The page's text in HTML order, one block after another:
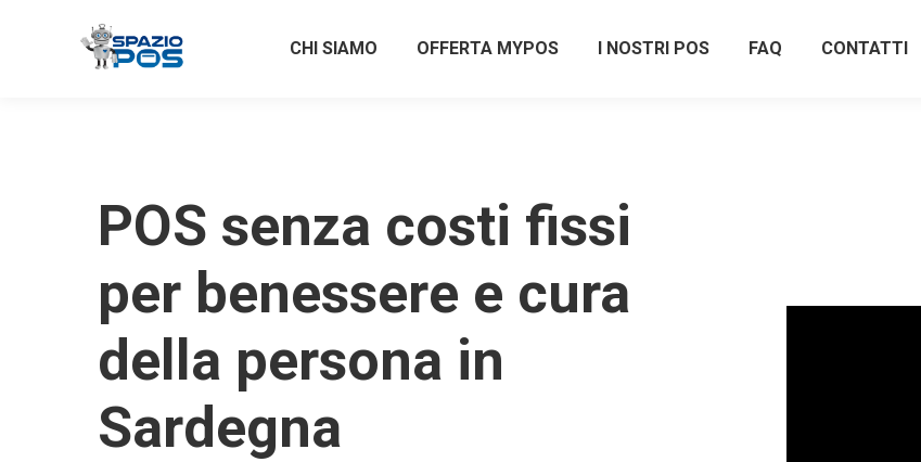
CHI SIAMO OFFERTA MYPOS I NOSTRI POS FAQ CONTATTI
POS senza costi fissi
per benessere e cura
della persona in
Sardegna